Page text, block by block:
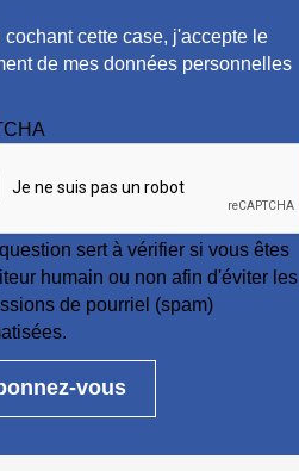
cochant cette case, j'accepte le
de mes données personnelles
sert à vérifier si vous êtes
humain ou non afin d'éviter les
de pourriel (spam)